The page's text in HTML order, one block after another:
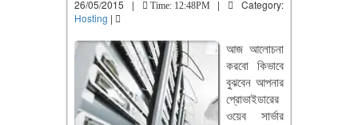
26/05/2015 |
Time: 12:48PM |
Category:
Hosting |
আজ আলোচনা
করবো কিভাবে
বুঝবেন আপনার
প্রোভাইডারের
ওয়েব সার্ভার